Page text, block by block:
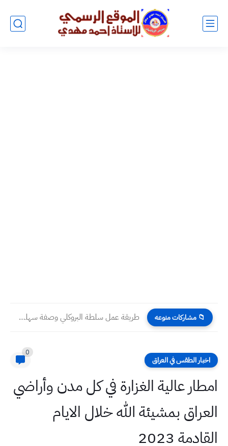
📁 مشاركات منوعه طريقة عمل سلطة البروكلي وصفة سهلة وسريعة بالطريقة العراقية
اخبار الطقس في العراق
0
امطار عالية الغزارة في كل مدن وأراضي
العراق بمشيئة الله خلال الايام
القادمة 2023